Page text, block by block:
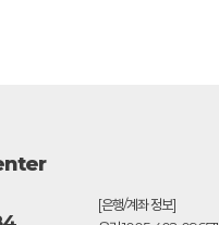
[은행/계좌 정보]